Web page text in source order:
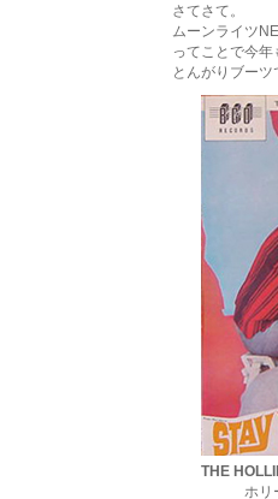
さてさて。
ムーンライツ
ってことで今
とんがりブー
THE
ホリーズ、